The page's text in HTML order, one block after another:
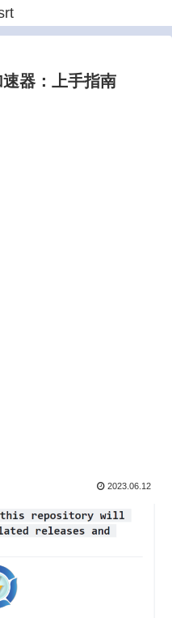
器：上手指南
2023.06.12